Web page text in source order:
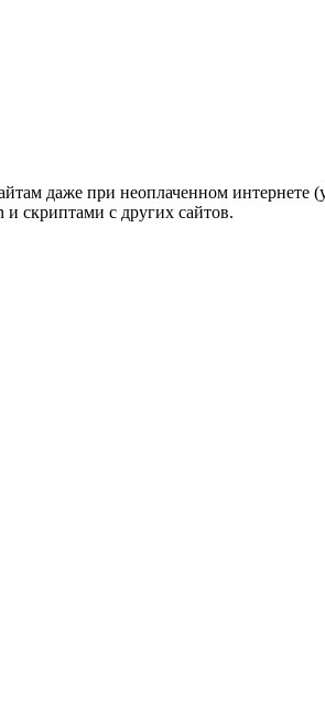
даже при неоплаченном интернете
и скриптами с других сайтов.